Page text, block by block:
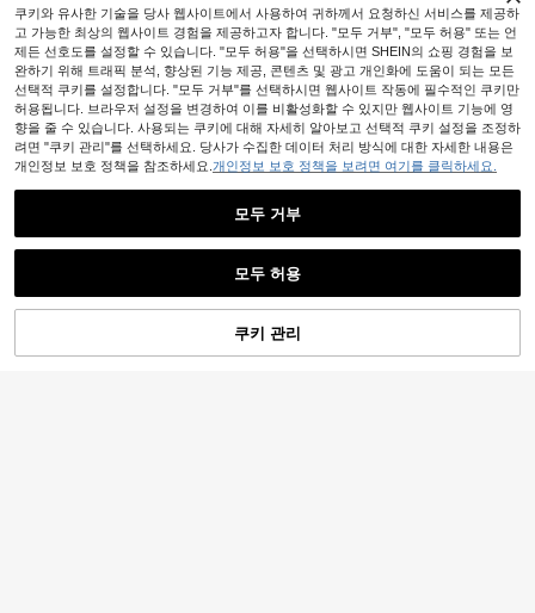
58% 할인! 장바구니 담기
쿠키와 유사한 기술을 당사 웹사이트에서 사용하여 귀하께서 요청하신 서비스를 제공하
고 가능한 최상의 웹사이트 경험을 제공하고자 합니다. "모두 거부", "모두 허용" 또는 언
제든 선호도를 설정할 수 있습니다. "모두 허용"을 선택하시면 SHEIN의 쇼핑 경험을 보
완하기 위해 트래픽 분석, 향상된 기능 제공, 콘텐츠 및 광고 개인화에 도움이 되는 모든
선택적 쿠키를 설정합니다. "모두 거부"를 선택하시면 웹사이트 작동에 필수적인 쿠키만
허용됩니다. 브라우저 설정을 변경하여 이를 비활성화할 수 있지만 웹사이트 기능에 영
향을 줄 수 있습니다. 사용되는 쿠키에 대해 자세히 알아보고 선택적 쿠키 설정을 조정하
려면 "쿠키 관리"를 선택하세요. 당사가 수집한 데이터 처리 방식에 대한 자세한 내용은
개인정보 보호 정책을 참조하세요. 개인정보 보호 정책을 보려면 여기를 클릭하세요.
모두 거부
모두 허용
쿠키 관리